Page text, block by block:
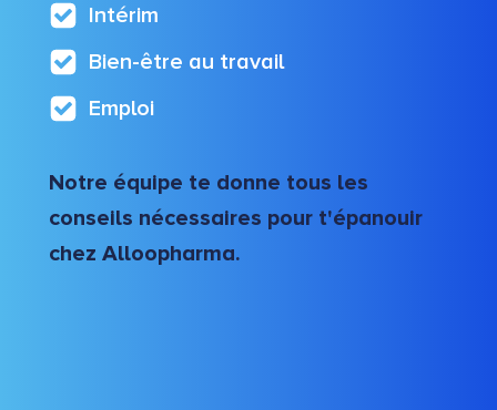
Intérim
Bien-être au travail
Emploi
Notre équipe te donne tous les
conseils nécessaires pour t'épanouir
chez Alloopharma.